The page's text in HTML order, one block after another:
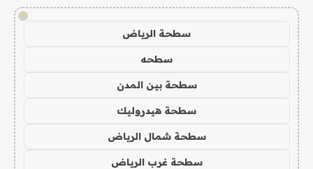
!
سطحة الرياض
سطحه
سطحة بين المدن
سطحة هيدروليك
سطحة شمال الرياض
سطحة غرب الرياض